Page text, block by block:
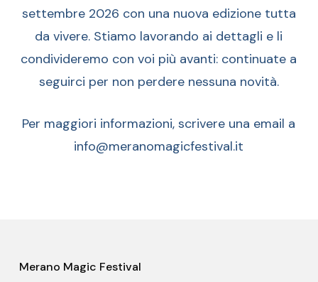
settembre 2026 con una nuova edizione tutta
da vivere. Stiamo lavorando ai dettagli e li
condivideremo con voi più avanti: continuate a
seguirci per non perdere nessuna novità.
Per maggiori informazioni, scrivere una email a
info@meranomagicfestival.it
Merano Magic Festival